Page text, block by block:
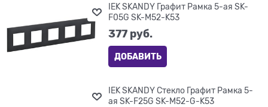
IEK SKANDY Графит Рамка 5-ая SK-
F05G SK-M52-K53
377 руб.
ДОБАВИТЬ
IEK SKANDY Стекло Графит Рамка 5-
ая SK-F25G SK-M52-G-K53